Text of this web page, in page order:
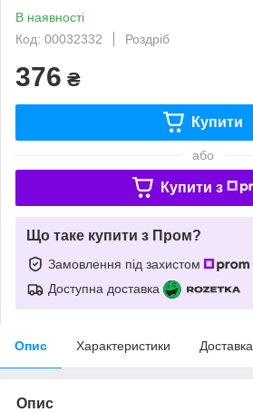
В наявності
Код: 00032332
Роздріб
376 ₴
Купити
або
Купити з
Що таке купити з Пром?
Замовлення під захистом
Доступна доставка
Опис Характеристики Доставка
Опис